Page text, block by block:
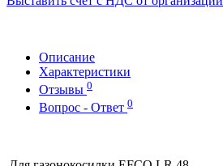
Описание
Характеристики
Отзывы 0
Вопрос - Ответ 0